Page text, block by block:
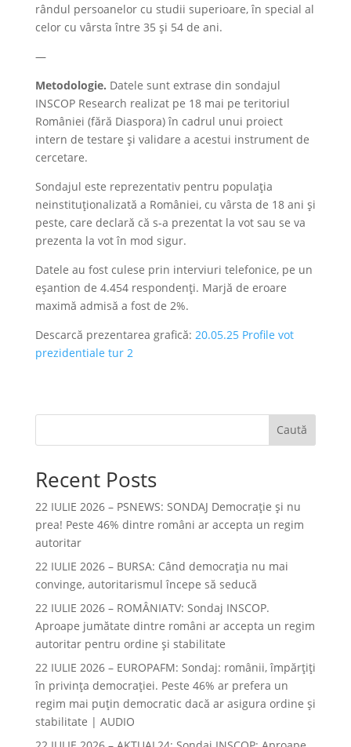
rândul persoanelor cu studii superioare, în special al
celor cu vârsta între 35 și 54 de ani.
—
Metodologie. Datele sunt extrase din sondajul
INSCOP Research realizat pe 18 mai pe teritoriul
României (fără Diaspora) în cadrul unui proiect
intern de testare și validare a acestui instrument de
cercetare.
Sondajul este reprezentativ pentru populația
neinstituționalizată a României, cu vârsta de 18 ani și
peste, care declară că s-a prezentat la vot sau se va
prezenta la vot în mod sigur.
Datele au fost culese prin interviuri telefonice, pe un
eșantion de 4.454 respondenți. Marjă de eroare
maximă admisă a fost de 2%.
Descarcă prezentarea grafică: 20.05.25 Profile vot
prezidentiale tur 2
Caută
Recent Posts
22 IULIE 2026 – PSNEWS: SONDAJ Democrație și nu
prea! Peste 46% dintre români ar accepta un regim
autoritar
22 IULIE 2026 – BURSA: Când democraţia nu mai
convinge, autoritarismul începe să seducă
22 IULIE 2026 – ROMÂNIATV: Sondaj INSCOP.
Aproape jumătate dintre români ar accepta un regim
autoritar pentru ordine și stabilitate
22 IULIE 2026 – EUROPAFM: Sondaj: românii, împărțiți
în privința democrației. Peste 46% ar prefera un
regim mai puțin democratic dacă ar asigura ordine și
stabilitate | AUDIO